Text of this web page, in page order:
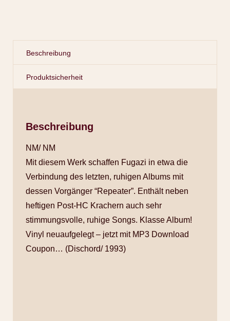
Beschreibung
Produktsicherheit
Beschreibung
NM/ NM
Mit diesem Werk schaffen Fugazi in etwa die
Verbindung des letzten, ruhigen Albums mit
dessen Vorgänger “Repeater”. Enthält neben
heftigen Post-HC Krachern auch sehr
stimmungsvolle, ruhige Songs. Klasse Album!
Vinyl neuaufgelegt – jetzt mit MP3 Download
Coupon… (Dischord/ 1993)